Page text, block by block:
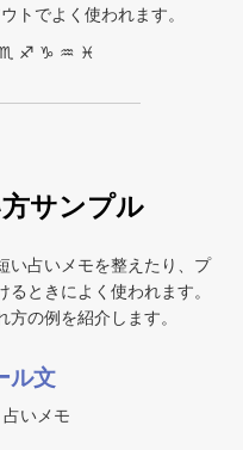
トでよく使われます。
♐︎ ♑︎ ♒︎ ♓︎
サンプル
い占いメモを整えたり、プ
ときによく使われます。
の例を紹介します。
ル文
いメモ